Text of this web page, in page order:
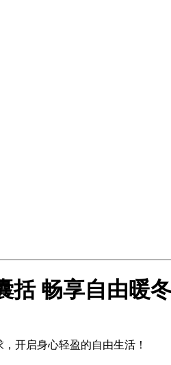
括 畅享自由暖
开启身心轻盈的自由生活！